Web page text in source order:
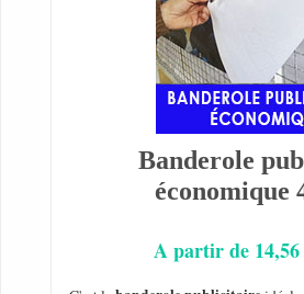
Banderole
économique
A partir de